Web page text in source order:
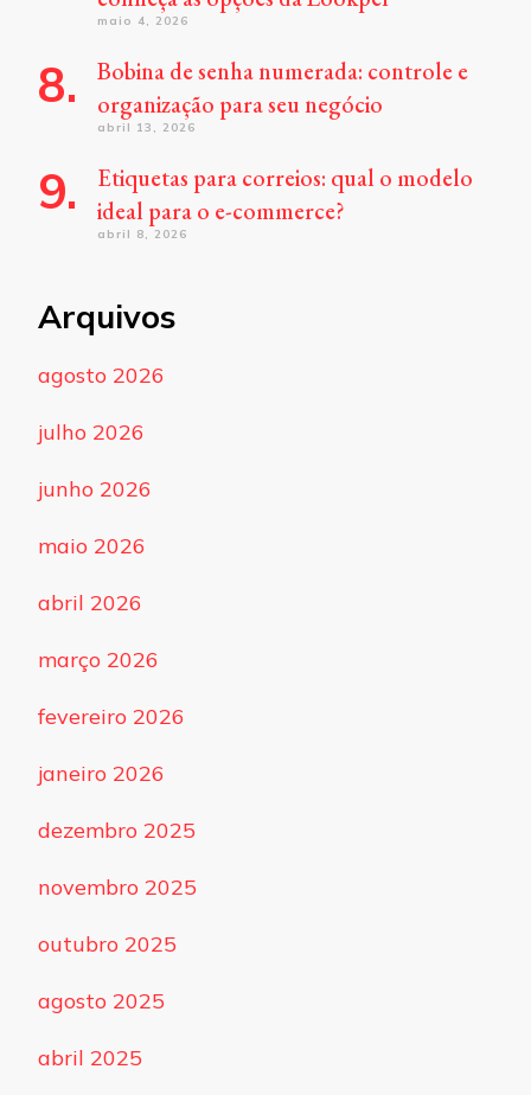
maio 4, 2026
Bobina de senha numerada: controle e
organização para seu negócio
abril 13, 2026
Etiquetas para correios: qual o modelo
ideal para o e-commerce?
abril 8, 2026
Arquivos
agosto 2026
julho 2026
junho 2026
maio 2026
abril 2026
março 2026
fevereiro 2026
janeiro 2026
dezembro 2025
novembro 2025
outubro 2025
agosto 2025
abril 2025